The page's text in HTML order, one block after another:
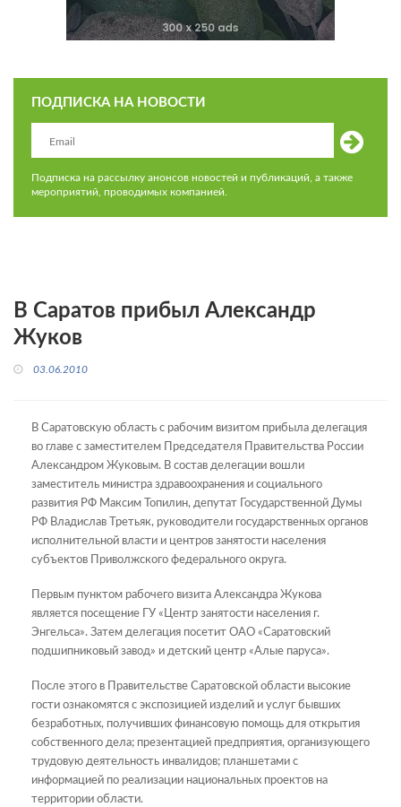
ПОДПИСКА НА НОВОСТИ
Подписка на рассылку анонсов новостей и публикаций, а также
мероприятий, проводимых компанией.
В Саратов прибыл Александр
Жуков
03.06.2010
В Саратовскую область с рабочим визитом прибыла делегация
во главе с заместителем Председателя Правительства России
Александром Жуковым. В состав делегации вошли
заместитель министра здравоохранения и социального
развития РФ Максим Топилин, депутат Государственной Думы
РФ Владислав Третьяк, руководители государственных органов
исполнительной власти и центров занятости населения
субъектов Приволжского федерального округа.
Первым пунктом рабочего визита Александра Жукова
является посещение ГУ «Центр занятости населения г.
Энгельса». Затем делегация посетит ОАО «Саратовский
подшипниковый завод» и детский центр «Алые паруса».
После этого в Правительстве Саратовской области высокие
гости ознакомятся с экспозицией изделий и услуг бывших
безработных, получивших финансовую помощь для открытия
собственного дела; презентацией предприятия, организующего
трудовую деятельность инвалидов; планшетами с
информацией по реализации национальных проектов на
территории области.